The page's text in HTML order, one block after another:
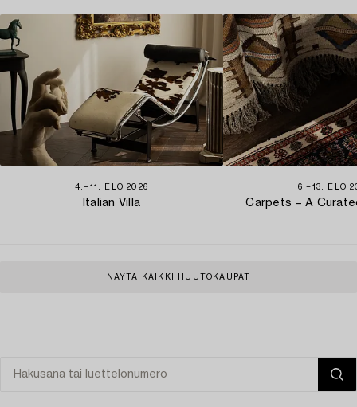
4.−11. ELO 2026
Italian Villa
6.−13. ELO
Carpets – A
NÄYTÄ KAIKKI HUUTOKAUPAT